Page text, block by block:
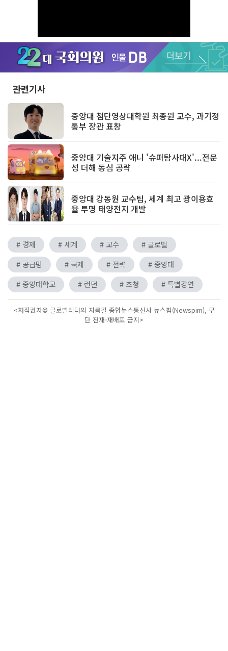
관련기사
중앙대 첨단영상대학원 최종원 교수, 과기정
통부 장관 표창
중앙대 기술지주 애니 '슈퍼탐사대X'...전문
성 더해 동심 공략
중앙대 강동원 교수팀, 세계 최고 광이용효
율 투명 태양전지 개발
# 경제 # 세계 # 교수
# 글로벌
# 공급망
# 국제 # 전략
# 중앙대
# 중앙대학교
# 런던 # 초청 # 특별강연
<저작권자© 글로벌리더의 지름길 종합뉴스통신사 뉴스핌(Newspim), 무
단 전재-재배포 금지>